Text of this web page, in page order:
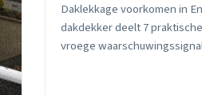
Daklekkage voorkomen in
dakdekker deelt 7
vroege